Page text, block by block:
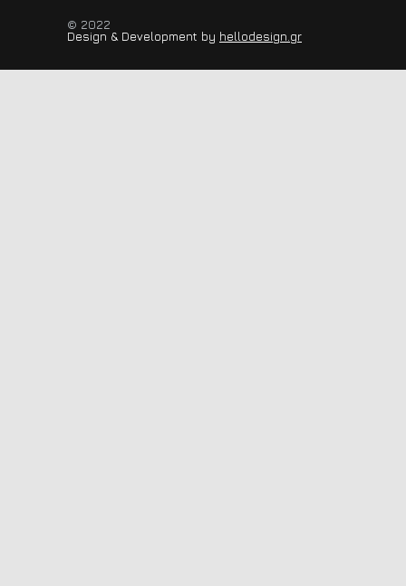
© 2022
Design & Development by hellodesign.gr